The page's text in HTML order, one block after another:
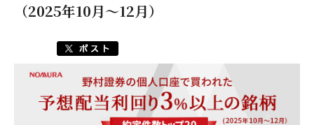
（2025年10月～12月）